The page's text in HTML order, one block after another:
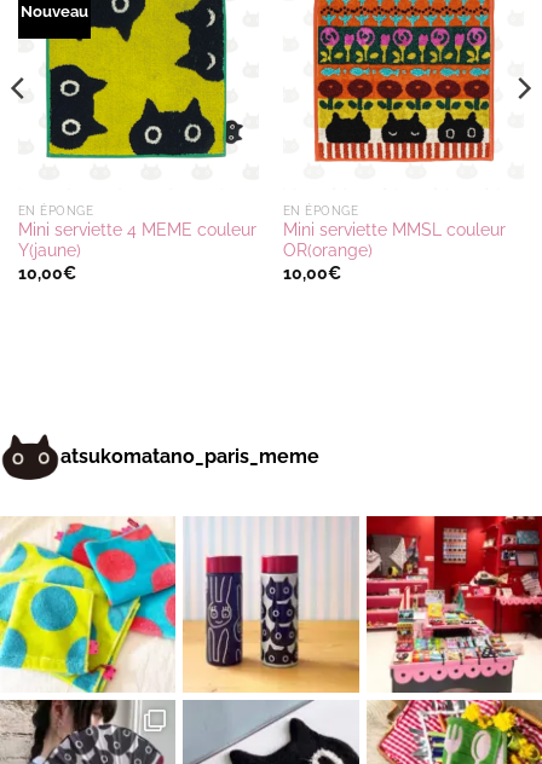
Nouveau
Ajouter
à la
wishlist
EN ÉPONGE
Mini serviette 4 MEME couleur
Y(jaune)
10,00€
Ajouter
à la
wishlist
EN ÉPONGE
Mini serviette MMSL couleur
OR(orange)
10,00€
atsukomatano_paris_meme